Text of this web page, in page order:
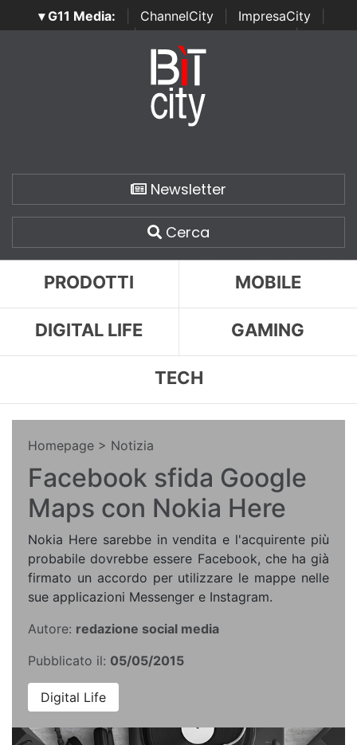
▾ G11 Media: ChannelCity ImpresaCity
SecurityOpenLab | Italian Channel Awards | Italian
Italian Security Awards
Newsletter
Cerca
PRODOTTI MOBILE
DIGITAL LIFE GAMING
TECH
Homepage > Notizia
Facebook sfida Google
Maps con Nokia Here
Nokia Here sarebbe in vendita e l'acquirente più
probabile dovrebbe essere Facebook, che ha già
firmato un accordo per utilizzare le mappe nelle
sue applicazioni Messenger e Instagram.
Autore: redazione social media
Pubblicato il: 05/05/2015
Digital Life